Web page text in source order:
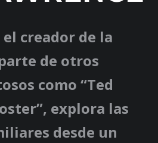
creador de la
de otros
como “Ted
explora las
desde un